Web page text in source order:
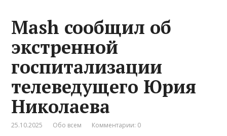
Mash сообщил об
экстренной
госпитализации
телеведущего Юрия
Николаева
25.10.2025 Обо всем Комментарии: 0